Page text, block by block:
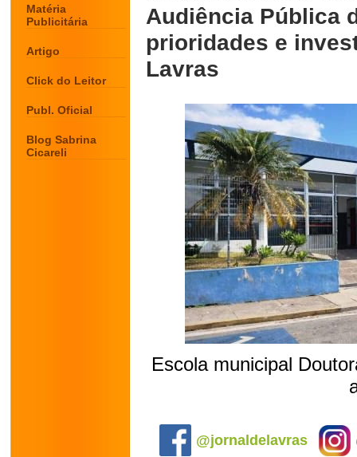
Matéria
Publicitária
Artigo
Click do Leitor
Publ. Oficial
Blog Sabrina
Cicareli
Audiência Pública
prioridades e
Lavras
Escola municipal
@jornaldelavras